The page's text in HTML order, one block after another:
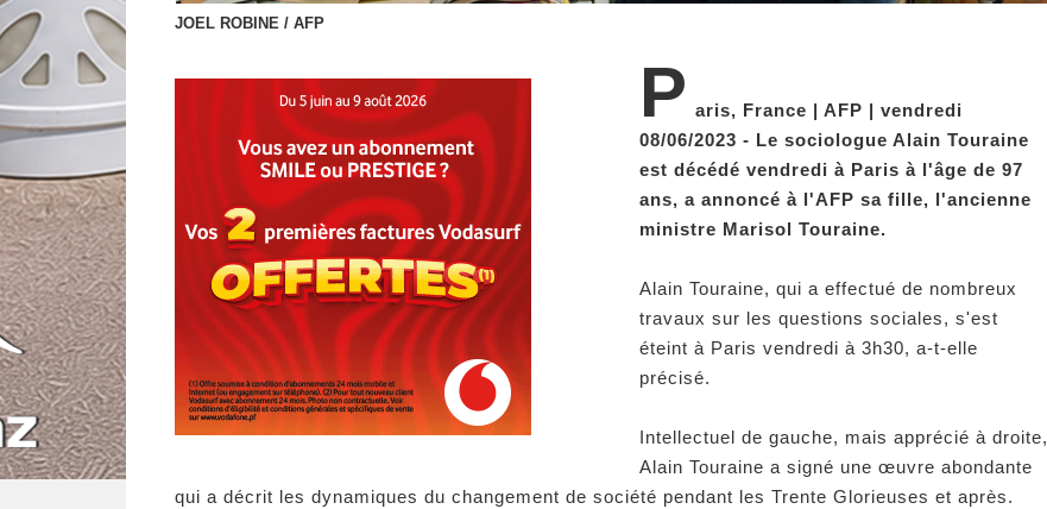
JOEL ROBINE / AFP
P aris, France | AFP | vendredi
08/06/2023 - Le sociologue Alain Touraine
est décédé vendredi à Paris à l'âge de 97
ans, a annoncé à l'AFP sa fille, l'ancienne
ministre Marisol Touraine.
Alain Touraine, qui a effectué de nombreux
travaux sur les questions sociales, s'est
éteint à Paris vendredi à 3h30, a-t-elle
précisé.
Intellectuel de gauche, mais apprécié à droite,
Alain Touraine a signé une œuvre abondante
qui a décrit les dynamiques du changement de société pendant les Trente Glorieuses et après.